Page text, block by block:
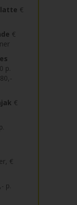
€
€
p.
€
€
p.